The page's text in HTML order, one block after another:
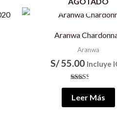
Aranwa
Aranwa
S/55.00 Incluye
Valorado
2.50
de 5
Leer Más